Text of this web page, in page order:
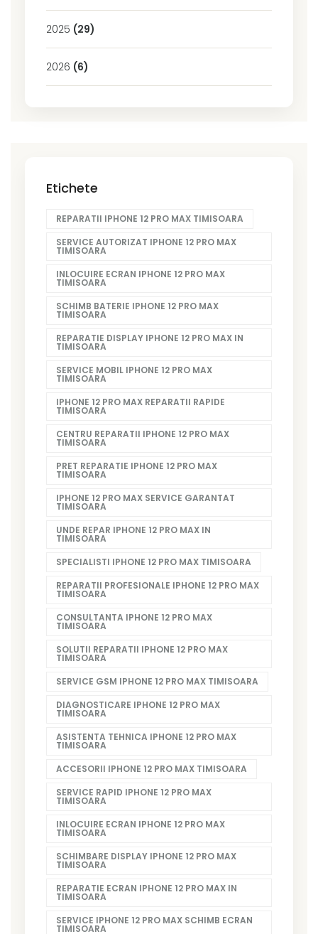
2025 (29)
2026 (6)
Etichete
REPARATII IPHONE 12 PRO MAX TIMISOARA
SERVICE AUTORIZAT IPHONE 12 PRO MAX
TIMISOARA
INLOCUIRE ECRAN IPHONE 12 PRO MAX
TIMISOARA
SCHIMB BATERIE IPHONE 12 PRO MAX
TIMISOARA
REPARATIE DISPLAY IPHONE 12 PRO MAX IN
TIMISOARA
SERVICE MOBIL IPHONE 12 PRO MAX
TIMISOARA
IPHONE 12 PRO MAX REPARATII RAPIDE
TIMISOARA
CENTRU REPARATII IPHONE 12 PRO MAX
TIMISOARA
PRET REPARATIE IPHONE 12 PRO MAX
TIMISOARA
IPHONE 12 PRO MAX SERVICE GARANTAT
TIMISOARA
UNDE REPAR IPHONE 12 PRO MAX IN
TIMISOARA
SPECIALISTI IPHONE 12 PRO MAX TIMISOARA
REPARATII PROFESIONALE IPHONE 12 PRO MAX
TIMISOARA
CONSULTANTA IPHONE 12 PRO MAX
TIMISOARA
SOLUTII REPARATII IPHONE 12 PRO MAX
TIMISOARA
SERVICE GSM IPHONE 12 PRO MAX TIMISOARA
DIAGNOSTICARE IPHONE 12 PRO MAX
TIMISOARA
ASISTENTA TEHNICA IPHONE 12 PRO MAX
TIMISOARA
ACCESORII IPHONE 12 PRO MAX TIMISOARA
SERVICE RAPID IPHONE 12 PRO MAX
TIMISOARA
INLOCUIRE ECRAN IPHONE 12 PRO MAX
TIMISOARA
SCHIMBARE DISPLAY IPHONE 12 PRO MAX
TIMISOARA
REPARATIE ECRAN IPHONE 12 PRO MAX IN
TIMISOARA
SERVICE IPHONE 12 PRO MAX SCHIMB ECRAN
TIMISOARA